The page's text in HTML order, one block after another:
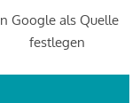
Google als Quelle
festlegen